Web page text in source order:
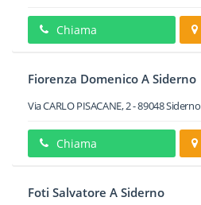
Chiama
Fiorenza Domenico A Siderno
Via CARLO PISACANE, 2-89048Siderno
Chiama
Foti Salvatore A Siderno